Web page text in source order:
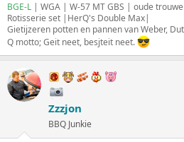
BGE-L | WGA | W-57 MT GBS | oude
Rotisserie set |HerQ's Double Max|
Gietijzeren potten en pannen van Weber,
Q motto; Geit neet, besjteit neet.
Zzzjon
BBQ Junkie